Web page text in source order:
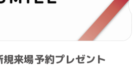
来場予約プレゼント